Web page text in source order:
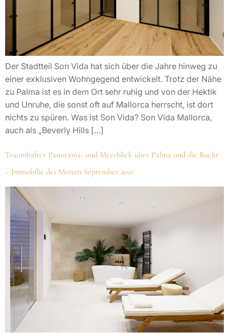
Der Stadtteil Son Vida hat sich über die Jahre hinweg zu
einer exklusiven Wohngegend entwickelt. Trotz der Nähe
zu Palma ist es in dem Ort sehr ruhig und von der Hektik
und Unruhe, die sonst oft auf Mallorca herrscht, ist dort
nichts zu spüren. Was ist Son Vida? Son Vida Mallorca,
auch als „Beverly Hills […]
Traumhafter Panorama- und Meerblick über Palma und die Bucht
– Immobilie des Monats September 2021